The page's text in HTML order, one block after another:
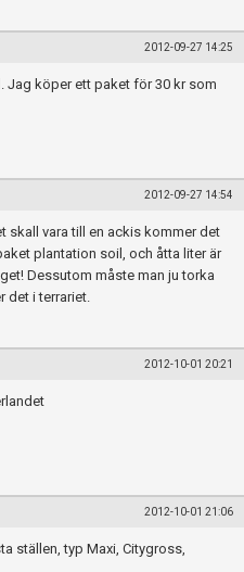
2012-09-27 14:25
Jag köper ett paket för 30 kr som
2012-09-27 14:54
skall vara till en ackis kommer det
plantation soil, och åtta liter är
Dessutom måste man ju torka
det i terrariet.
2012-10-01 20:21
2012-10-01 21:06
ställen, typ Maxi, Citygross,